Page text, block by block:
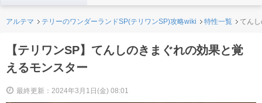
アルテマ テリーのワンダーランドSP(テリワンSP)攻略wiki 特性一覧 てん
【テリワンSP】てんしのきまぐれの効果と覚
えるモンスター
最終更新：2024年3月1日(金) 08:01